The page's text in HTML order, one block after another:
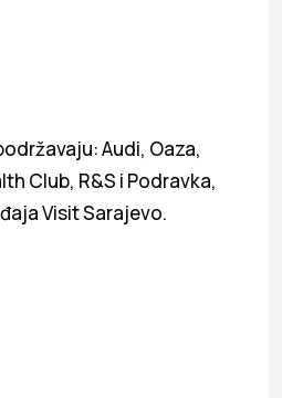
Audi, Oaza,
Club, R&S i Podravka,
Visit Sarajevo.